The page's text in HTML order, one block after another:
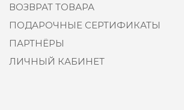
ВОЗВРАТ ТОВАРА
ПОДАРОЧНЫЕ СЕРТИФИКАТЫ
ПАРТНЁРЫ
ЛИЧНЫЙ КАБИНЕТ